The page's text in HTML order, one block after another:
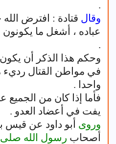
.
وقال قتادة : افترض
عباده ، أشغل ما
.
وحكم هذا الذكر أن
في مواطن القتال رديء
واحدا .
فأما إذا كان من الجميع
يفت في أعضاد العدو .
وروى أبو داود عن قيس
أصحاب رسول الله صلى